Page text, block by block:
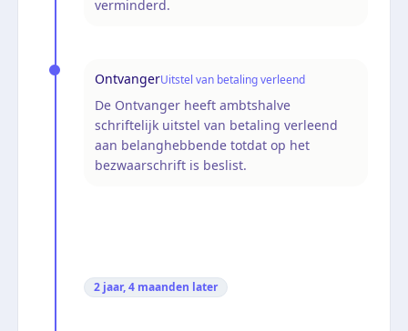
verminderd.
OntvangerUitstel van betaling verleend
De Ontvanger heeft ambtshalve
schriftelijk uitstel van betaling verleend
aan belanghebbende totdat op het
bezwaarschrift is beslist.
2 jaar, 4 maanden later